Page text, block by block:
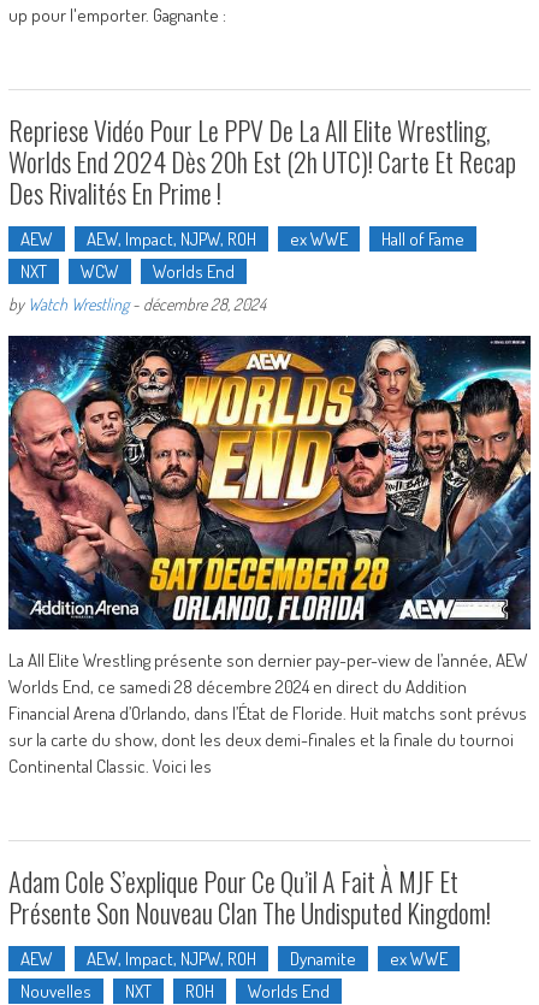
up pour l'emporter. Gagnante :
Repriese Vidéo Pour Le PPV De La All Elite Wrestling,
Worlds End 2024 Dès 20h Est (2h UTC)! Carte Et Recap
Des Rivalités En Prime !
AEW AEW, Impact, NJPW, ROH ex WWE
Hall of Fame
NXT
WCW Worlds End
by Watch Wrestling- décembre 28, 2024
La All Elite Wrestling présente son dernier pay-per-view de l’année, AEW
Worlds End, ce samedi 28 décembre 2024 en direct du Addition
Financial Arena d’Orlando, dans l’État de Floride. Huit matchs sont prévus
sur la carte du show, dont les deux demi-finales et la finale du tournoi
Continental Classic. Voici les
Adam Cole S’explique Pour Ce Qu’il A Fait À MJF Et
Présente Son Nouveau Clan The Undisputed Kingdom!
AEW AEW, Impact, NJPW, ROH Dynamite
ex WWE
Nouvelles
NXT ROH Worlds End